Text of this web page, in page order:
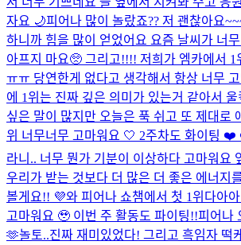
자요 🌙피어나 많이 놀랐죠?? 저 괜찮아요
하니까 힘을 많이 얻었어요 요즘 날씨가 너
아프지 마요🥺 그리고!!!! 저희가 엠카에서 1
ㅠㅠ 당연한게 없다고 생각해서 항상 너무
에 1위는 진짜 깊은 의미가 있는거 같아서
싶은 말이 많지만 오늘은 푹 쉬고 또 제대로
위 너무너무 고마워요 🤍 2주차도 화이팅
라니.. 너무 뭔가 기분이 이상하다 고마워요
우리가 받는 것보다 더 많은 더 좋은 에너지
볼게요!! 💜와 피어나 쇼챔에서 첫 1위다아
고마워요 🥹 이번 주 활동도 파이팅!!피어나
🫶놀토..진짜 재미있었다! 그리고 흑임자 떡